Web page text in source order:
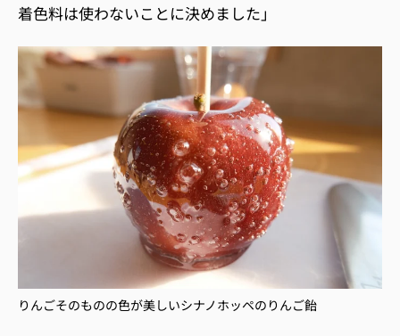
着色料は使わないことに決めました」
りんごそのものの色が美しいシナノホッペのりんご飴